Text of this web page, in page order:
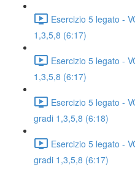
Esercizio 5 legato -
1,3,5,8 (6:17)
Esercizio 5 legato -
1,3,5,8 (6:17)
Esercizio 5 legato -
gradi 1,3,5,8 (6:18)
Esercizio 5 legato -
gradi 1,3,5,8 (6:17)